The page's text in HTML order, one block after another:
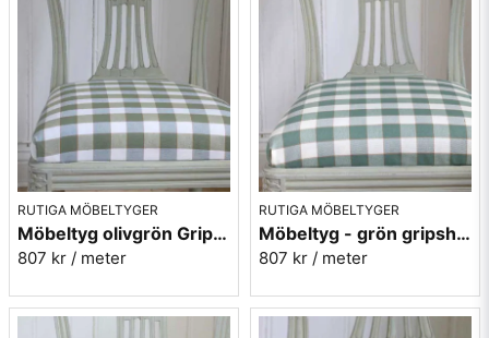
RUTIGA MÖBELTYGER
Möbeltyg olivgrön Gripsholmsruta - Ekeby nr.72
807 kr / meter
RUTIGA MÖBELTYGER
Möbeltyg - grön gripsholmsruta - Ekeby nr. 71
807 kr / meter